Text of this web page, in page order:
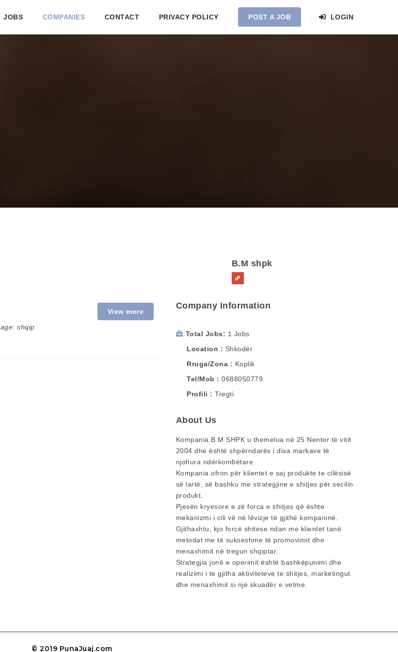
JOBS COMPANIES CONTACT PRIVACY POLICY POST A JOB LOGIN
shqip
View more
B.M shpk
Company Information
Total Jobs
1 Jobs
Location
Shkodër
Rruga/Zona
Koplik
Tel/Mob
0688050779
Profili
Tregti
About Us
Kompania B.M SHPK u themelua në 25 Nentor të vitit
2004 dhe është shpërndarës i disa markave të
njohura ndërkombëtare.
Kompania ofron për klientet e saj produkte te cilësisë
së lartë, së bashku me strategjine e shitjes për secilin
produkt.
Pjesën kryesore e zë forca e shitjes që ështe
mekanizmi i cili vë në lëvizje të gjithë kompaninë.
Gjithashtu, kjo forcë shitese ndan me klientet tanë
metodat me të sukseshme të promovimit dhe
menaxhimit në tregun shqiptar.
Strategjia jonë e operimit është bashkëpunimi dhe
realizimi i te gjitha aktiviteteve te shitjes, marketingut
dhe menaxhimit si një skuadër e vetme.
© 2019 PunaJuaj.com